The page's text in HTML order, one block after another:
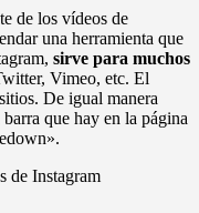
de los vídeos de
una herramienta que
sirve para muchos
Vimeo, etc. El
De igual manera
que hay en la página